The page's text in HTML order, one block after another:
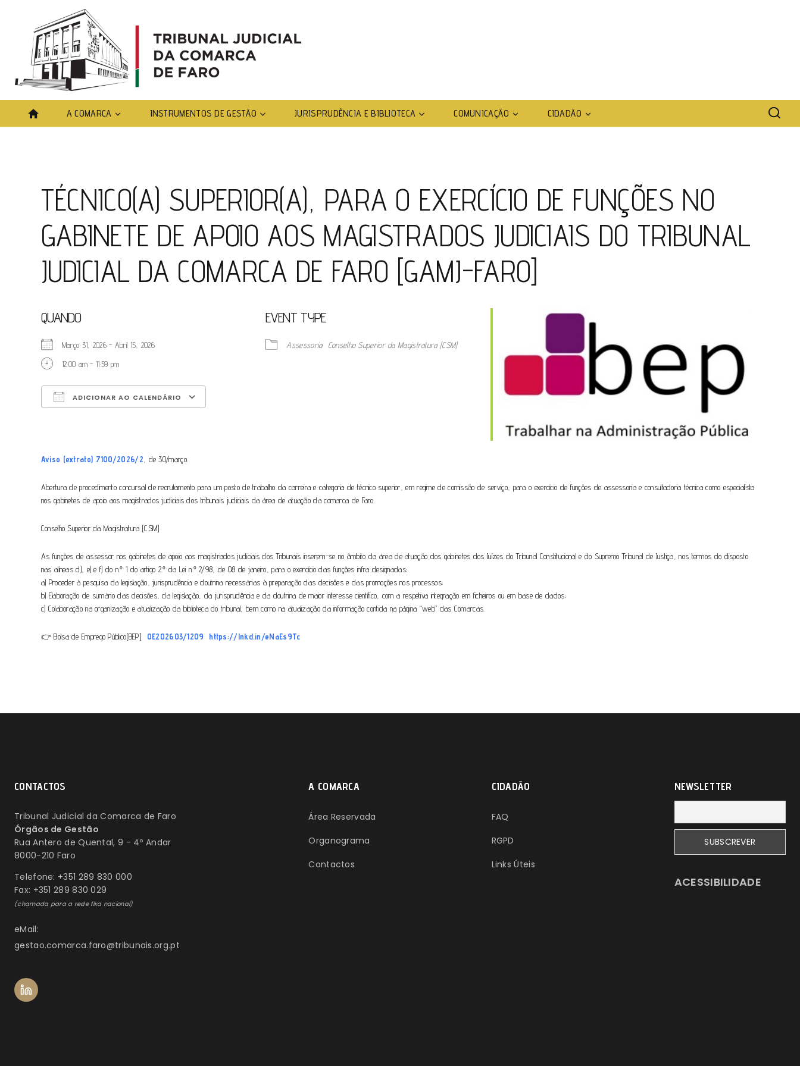
A COMARCA INSTRUMENTOS DE GESTÃO JURISPRUDÊNCIA E BIBLIOTECA COMUNICAÇÃO CIDADÃO
TÉCNICO(A) SUPERIOR(A), PARA O EXERCÍCIO DE FUNÇÕES NO
GABINETE DE APOIO AOS MAGISTRADOS JUDICIAIS DO TRIBUNAL
JUDICIAL DA COMARCA DE FARO [GAMJ-FARO]
QUANDO
Março 31, 2026 - Abril 15, 2026
12:00 am - 11:59 pm
ADICIONAR AO CALENDÁRIO
EVENT TYPE
Assessoria Conselho Superior da Magistratura (CSM)
Aviso (extrato) 7100/2026/2, de 30/março.
Abertura de procedimento concursal de recrutamento para um posto de trabalho da carreira e categoria de técnico superior, em regime de comissão de serviço, para o exercício de funções de assessoria e consultadoria técnica como especialista
nos gabinetes de apoio aos magistrados judiciais dos tribunais judiciais da área de atuação da comarca de Faro.
Conselho Superior da Magistratura [CSM]
As funções de assessor nos gabinetes de apoio aos magistrados judiciais dos Tribunais inserem-se no âmbito da área de atuação dos gabinetes dos Juízes do Tribunal Constitucional e do Supremo Tribunal de Justiça, nos termos do disposto
nas alíneas d), e) e f) do n.º 1 do artigo 2.º da Lei n.º 2/98, de 08 de janeiro, para o exercício das funções infra designadas:
a) Proceder à pesquisa da legislação, jurisprudência e doutrina necessárias à preparação das decisões e das promoções nos processos;
b) Elaboração de sumário das decisões, da legislação, da jurisprudência e da doutrina de maior interesse científico, com a respetiva integração em ficheiros ou em base de dados;
c) Colaboração na organização e atualização da biblioteca do tribunal, bem como na atualização da informação contida na página “web” das Comarcas.
👉 Bolsa de Emprego Público[BEP] OE202603/1209 https://lnkd.in/eNaEs9Tc
CONTACTOS
Tribunal Judicial da Comarca de Faro
Órgãos de Gestão
Rua Antero de Quental, 9 - 4º Andar
8000-210 Faro
Telefone: +351 289 830 000
Fax: +351 289 830 029
(chamada para a rede fixa nacional)
eMail:
gestao.comarca.faro@tribunais.org.pt
A COMARCA
Área Reservada
Organograma
Contactos
CIDADÃO
FAQ
RGPD
Links Úteis
NEWSLETTER
ACESSIBILIDADE